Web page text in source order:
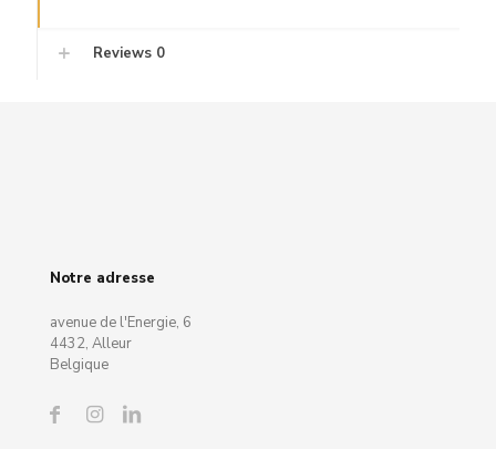
Reviews 0
Notre adresse
avenue de l'Energie, 6
4432, Alleur
Belgique